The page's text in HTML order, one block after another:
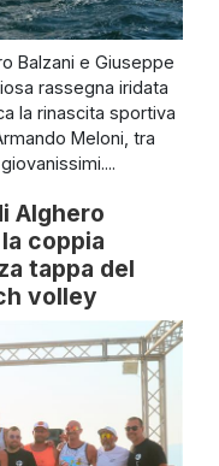
Balzani e Giuseppe
rassegna iridata
la rinascita sportiva
Meloni, tra
Alghero
coppia
tappa del
volley